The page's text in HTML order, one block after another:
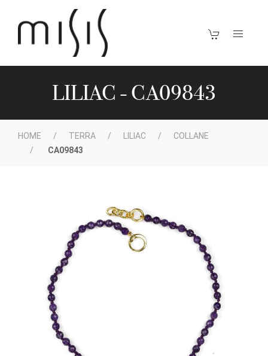
LILIAC - CA09843
HOME TERRA LILIAC
COLLANE
CA09843